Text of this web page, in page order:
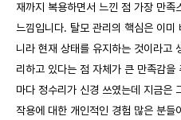
재까지 복용하면서 느낀 점 가장 만족
느낌입니다. 탈모 관리의 핵심은 이
니라 현재 상태를 유지하는 것이라고
리하고 있다는 점 자체가 큰 만족감
마다 정수리가 신경 쓰였는데 지금은
작용에 대한 개인적인 경험 많은 분들